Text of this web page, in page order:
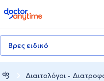
doctoranytime
Βρες ειδικό
Διαιτολόγοι -